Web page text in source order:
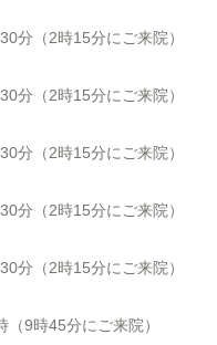
分（2時15分にご来院）
分（2時15分にご来院）
分（2時15分にご来院）
分（2時15分にご来院）
分（2時15分にご来院）
9時45分にご来院）